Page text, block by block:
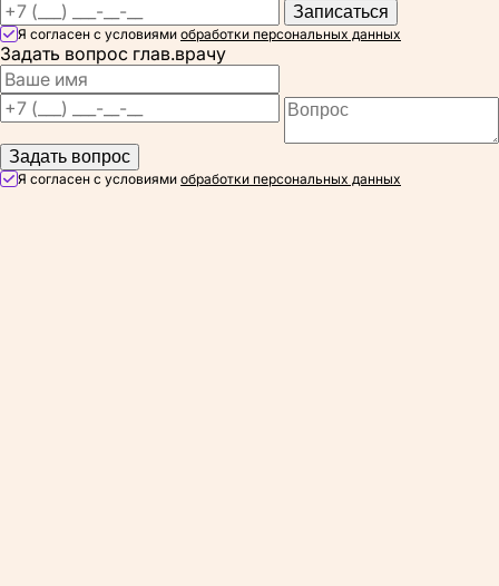
Записаться
Я согласен с условиями обработки персональных данных
Задать вопрос глав.врачу
Задать вопрос
Я согласен с условиями обработки персональных данных